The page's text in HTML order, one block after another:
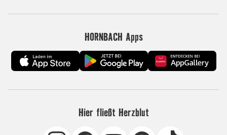
HORNBACH Apps
Hier fließt Herzblut